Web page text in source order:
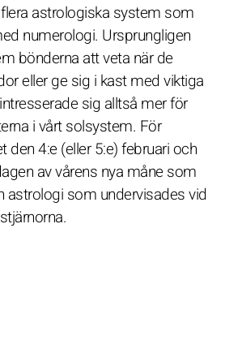
astrologiska system som
numerologi. Ursprungligen
bönderna att veta när de
eller ge sig i kast med viktiga
sig alltså mer för
i vårt solsystem. För
den 4:e (eller 5:e) februari och
av vårens nya måne som
astrologi som undervisades vid